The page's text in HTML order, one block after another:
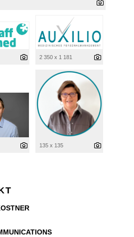
2 350 x 1 181
135 x 135